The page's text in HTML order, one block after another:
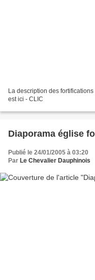
La description des
est ici - CLIC
Diaporama église
Publié le 24/01/2005 à 03:20
Par Le Chevalier Dauphinois